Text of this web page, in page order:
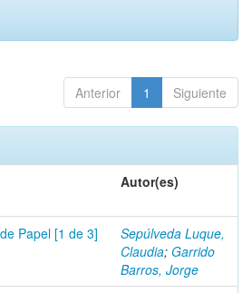
Anterior 1 Siguiente
Autor(es)
Papel [1 de 3]
Sepúlveda Luque,
Claudia; Garrido
Barros, Jorge